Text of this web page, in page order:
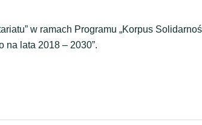
w ramach Programu „Korpus
na lata 2018 – 2030”.